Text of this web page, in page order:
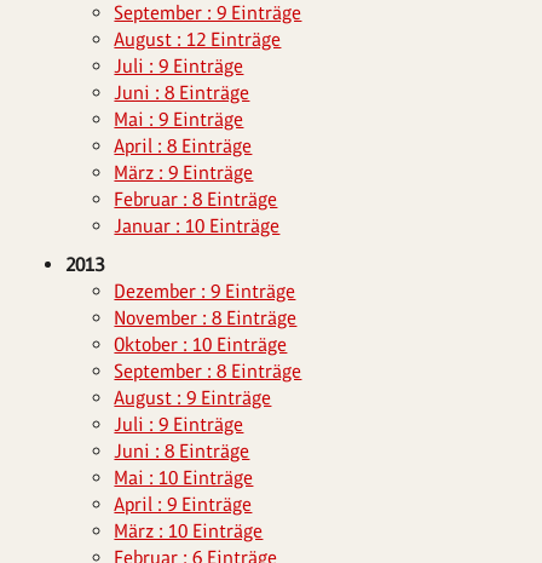
September : 9 Einträge
August : 12 Einträge
Juli : 9 Einträge
Juni : 8 Einträge
Mai : 9 Einträge
April : 8 Einträge
März : 9 Einträge
Februar : 8 Einträge
Januar : 10 Einträge
2013
Dezember : 9 Einträge
November : 8 Einträge
Oktober : 10 Einträge
September : 8 Einträge
August : 9 Einträge
Juli : 9 Einträge
Juni : 8 Einträge
Mai : 10 Einträge
April : 9 Einträge
März : 10 Einträge
Februar : 6 Einträge